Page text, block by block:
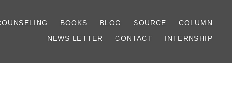
BOOKS BLOG SOURCE
COLUMN
NEWS LETTER
CONTACT INTERNSHIP